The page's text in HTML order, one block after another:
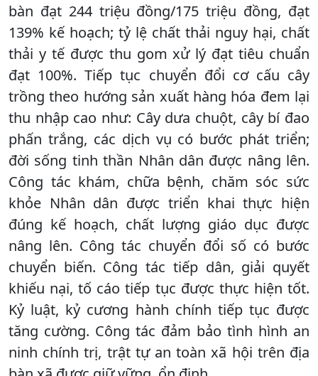
bàn đạt 244 triệu đồng/175 triệu đồng, đạt
139% kế hoạch; tỷ lệ chất thải nguy hại, chất
thải y tế được thu gom xử lý đạt tiêu chuẩn
đạt 100%. Tiếp tục chuyển đổi cơ cấu cây
trồng theo hướng sản xuất hàng hóa đem lại
thu nhập cao như: Cây dưa chuột, cây bí đao
phấn trắng, các dịch vụ có bước phát triển;
đời sống tinh thần Nhân dân được nâng lên.
Công tác khám, chữa bệnh, chăm sóc sức
khỏe Nhân dân được triển khai thực hiện
đúng kế hoạch, chất lượng giáo dục được
nâng lên. Công tác chuyển đổi số có bước
chuyển biến. Công tác tiếp dân, giải quyết
khiếu nại, tố cáo tiếp tục được thực hiện tốt.
Kỷ luật, kỷ cương hành chính tiếp tục được
tăng cường. Công tác đảm bảo tình hình an
ninh chính trị, trật tự an toàn xã hội trên địa